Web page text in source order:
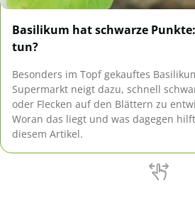
Basilikum hat schwarze
tun?
Besonders im Topf gekauftes
Supermarkt neigt dazu, schnell
oder Flecken auf den Blättern zu
Woran das liegt und was dagegen
diesem Artikel.